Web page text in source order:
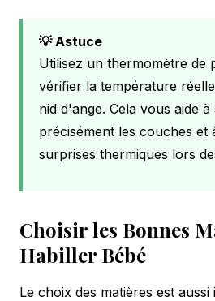
💡 Astuce
Utilisez un thermomètre de
vérifier la température
nid d'ange. Cela vous aide à
précisément les couches et
surprises thermiques lors
Choisir les Bonnes
Habiller Bébé
Le choix des matières est